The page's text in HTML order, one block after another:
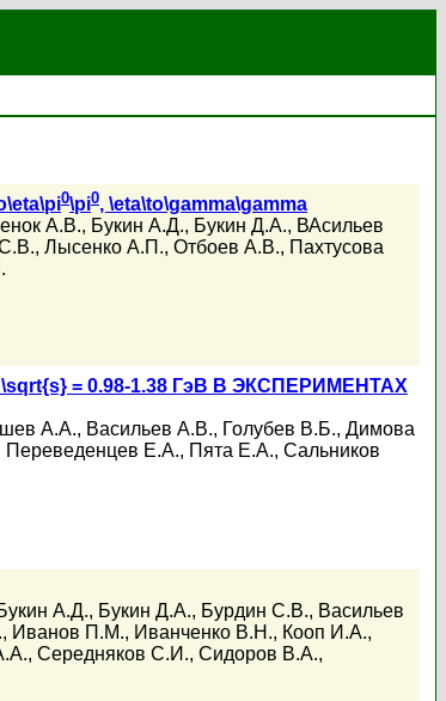
0\pi0, \eta\to\gamma\gamma
А.В., Букин А.Д., Букин Д.А., ВАсильев
, Лысенко А.П., Отбоев А.В., Пахтусова
= 0.98-1.38 ГэВ В ЭКСПЕРИМЕНТАХ
А.А., Васильев А.В., Голубев В.Б., Димова
Переведенцев Е.А., Пята Е.А., Сальников
А.Д., Букин Д.А., Бурдин С.В., Васильев
, Иванов П.М., Иванченко В.Н., Кооп И.А.,
, Середняков С.И., Сидоров В.А.,